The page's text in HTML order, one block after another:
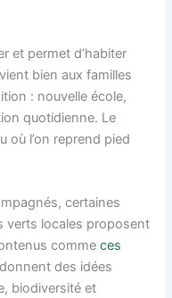
et permet d’habiter
bien aux familles
: nouvelle école,
quotidienne. Le
où l’on reprend pied
certaines
verts locales proposent
commeces
donnent des idées
biodiversité et